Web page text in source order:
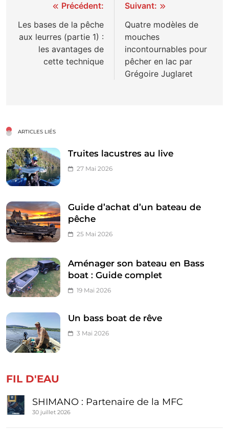
Navigation
de
l’article
Précédent:
Les bases de la pêche
aux leurres (partie 1) :
les avantages de
cette technique
Suivant:
Quatre modèles de
mouches
incontournables pour
pêcher en lac par
Grégoire Juglaret
ARTICLES LIÉS
Truites lacustres au live
27 Mai 2026
Guide d’achat d’un bateau de
pêche
25 Mai 2026
Aménager son bateau en Bass
boat : Guide complet
19 Mai 2026
Un bass boat de rêve
3 Mai 2026
FIL D'EAU
SHIMANO : Partenaire de la MFC
30 juillet 2026